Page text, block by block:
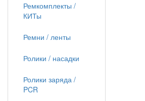
Ремкомплекты /
КИТы
Ремни / ленты
Ролики / насадки
Ролики заряда /
PCR